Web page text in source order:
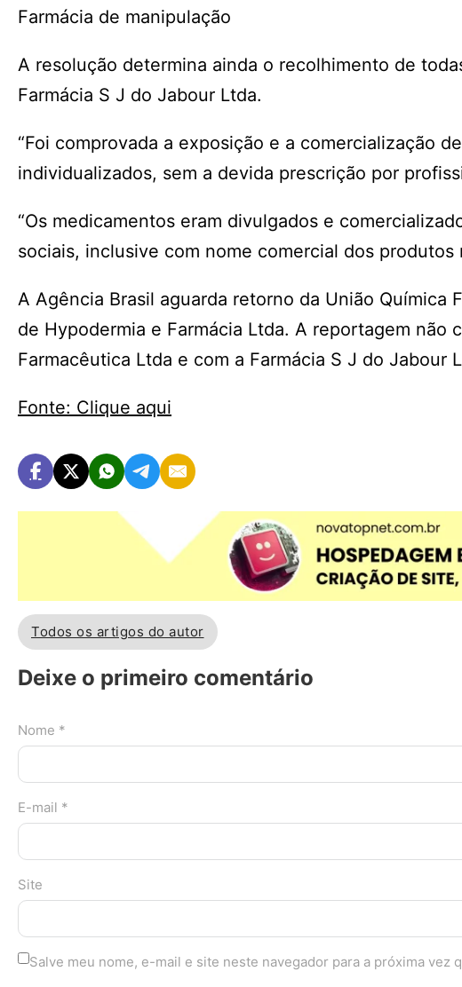
Farmácia de manipulação
A resolução determina ainda o recolhimento de
Farmácia S J do Jabour Ltda.
“Foi comprovada a exposição e a comercialização
individualizados, sem a devida prescrição por
“Os medicamentos eram divulgados e
sociais, inclusive com nome comercial dos produtos
A Agência Brasil aguarda retorno da União Química
de Hypodermia e Farmácia Ltda. A reportagem não
Farmacêutica Ltda e com a Farmácia S J do Jabour
Fonte: Clique aqui
Todos os artigos do autor
Deixe o primeiro comentário
Nome *
E-mail *
Site
Salve meu nome, e-mail e site neste navegador para a próxima vez